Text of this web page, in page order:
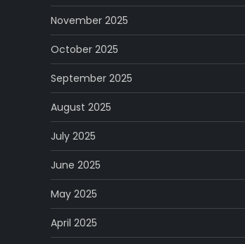
November 2025
October 2025
September 2025
August 2025
July 2025
June 2025
May 2025
April 2025